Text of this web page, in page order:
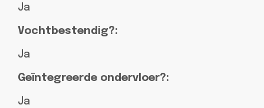
Ja
Vochtbestendig?:
Ja
Geïntegreerde ondervloer?:
Ja